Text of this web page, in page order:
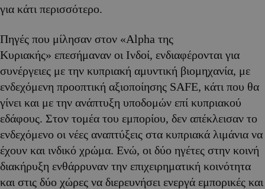
για κάτι περισσότερο.
Πηγές που μίλησαν στον «Alpha της
Κυριακής» επεσήμαναν οι Ινδοί, ενδιαφέρονται για
συνέργειες με την κυπριακή αμυντική βιομηχανία, με
ενδεχόμενη προοπτική αξιοποίησης SAFE, κάτι που θα
γίνει και με την ανάπτυξη υποδομών επί κυπριακού
εδάφους. Στον τομέα του εμπορίου, δεν απέκλεισαν το
ενδεχόμενο οι νέες αναπτύξεις στα κυπριακά λιμάνια να
έχουν και ινδικό χρώμα. Ενώ, οι δύο ηγέτες στην κοινή
διακήρυξη ενθάρρυναν την επιχειρηματική κοινότητα
και στις δύο χώρες να διερευνήσει ενεργά εμπορικές και